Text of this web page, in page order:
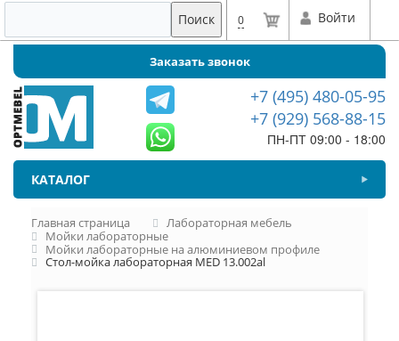
Поиск 0 Войти
Заказать звонок
+7 (495) 480-05-95
+7 (929) 568-88-15
ПН-ПТ 09:00 - 18:00
КАТАЛОГ
Главная страница
Лабораторная мебель
Мойки лабораторные
Мойки лабораторные на алюминиевом профиле
Стол-мойка лабораторная MED 13.002al